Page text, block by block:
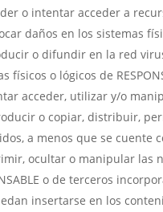
o intentar acceder a
daños en los sistemas
o difundir en la red
físicos o lógicos de
acceder, utilizar y/o
o copiar, distribuir,
a menos que se
ocultar o manipular las
o de terceros
insertarse en los